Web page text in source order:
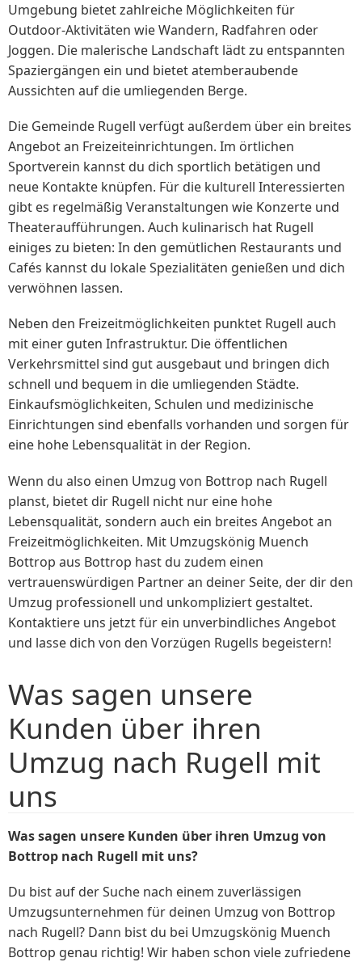
Umgebung bietet zahlreiche Möglichkeiten für
Outdoor-Aktivitäten wie Wandern, Radfahren oder
Joggen. Die malerische Landschaft lädt zu entspannten
Spaziergängen ein und bietet atemberaubende
Aussichten auf die umliegenden Berge.
Die Gemeinde Rugell verfügt außerdem über ein breites
Angebot an Freizeiteinrichtungen. Im örtlichen
Sportverein kannst du dich sportlich betätigen und
neue Kontakte knüpfen. Für die kulturell Interessierten
gibt es regelmäßig Veranstaltungen wie Konzerte und
Theateraufführungen. Auch kulinarisch hat Rugell
einiges zu bieten: In den gemütlichen Restaurants und
Cafés kannst du lokale Spezialitäten genießen und dich
verwöhnen lassen.
Neben den Freizeitmöglichkeiten punktet Rugell auch
mit einer guten Infrastruktur. Die öffentlichen
Verkehrsmittel sind gut ausgebaut und bringen dich
schnell und bequem in die umliegenden Städte.
Einkaufsmöglichkeiten, Schulen und medizinische
Einrichtungen sind ebenfalls vorhanden und sorgen für
eine hohe Lebensqualität in der Region.
Wenn du also einen Umzug von Bottrop nach Rugell
planst, bietet dir Rugell nicht nur eine hohe
Lebensqualität, sondern auch ein breites Angebot an
Freizeitmöglichkeiten. Mit Umzugskönig Muench
Bottrop aus Bottrop hast du zudem einen
vertrauenswürdigen Partner an deiner Seite, der dir den
Umzug professionell und unkompliziert gestaltet.
Kontaktiere uns jetzt für ein unverbindliches Angebot
und lasse dich von den Vorzügen Rugells begeistern!
Was sagen unsere
Kunden über ihren
Umzug nach Rugell mit
uns
Was sagen unsere Kunden über ihren Umzug von
Bottrop nach Rugell mit uns?
Du bist auf der Suche nach einem zuverlässigen
Umzugsunternehmen für deinen Umzug von Bottrop
nach Rugell? Dann bist du bei Umzugskönig Muench
Bottrop genau richtig! Wir haben schon viele zufriedene